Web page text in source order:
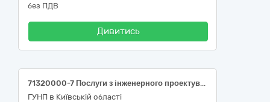
без ПДВ
Дивитись
71320000-7 Послуги з інженерного проектування) Виготовлення проектно-кошторисної документації по об'єкту: «поточний ремонт системи опалення, внутрішнього холодного водопостачання та побутової каналізації за адресою: м. Київ, вул. Довнар-Запольського, 10а»
ГУНП в Київській області